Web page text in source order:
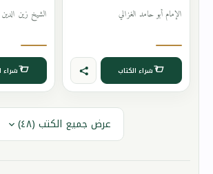
الإمام أبو حامد الغزالي
شراء الكتاب
الشيخ زين الدين
شراء
عرض جميع الكتب (٤٨)